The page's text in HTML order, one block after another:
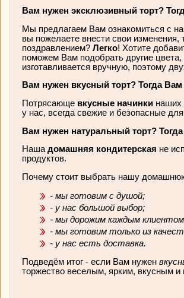
Вам нужен эксклюзивный торт?
Мы предлагаем Вам ознакомиться с
вы пожелаете внести свои
поздравлением? Легко! Хотите
поможем Вам подобрать другие
изготавливается вручную, поэтому
Вам нужен вкусный торт? Тогда
Потрясающе вкусные начинки наших
у нас, всегда свежие и безопасные
Вам нужен натуральный торт?
Нашадомашняя кондитерская не
продуктов.
Почему стоит выбрать нашу
- мы готовим с душой;
- у нас большой выбор;
- мы дорожим каждым
- мы готовим только из
- у нас есть доставка.
Подведём итог - если Вам нужен
торжество веселым, ярким, вкусным и